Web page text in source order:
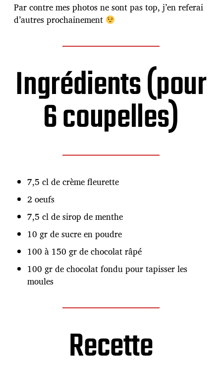
u
b
n
Par contre mes photos ne sont pas top, j’en referai
d’autres prochainement
Ingrédients (pour
6 coupelles)
7,5 cl de crème fleurette
2 oeufs
7,5 cl de sirop de menthe
10 gr de sucre en poudre
100 à 150 gr de chocolat râpé
100 gr de chocolat fondu pour tapisser les
moules
Recette